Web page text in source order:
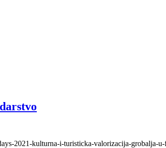
2021-kulturna-i-turisticka-valorizacija-grobalja-